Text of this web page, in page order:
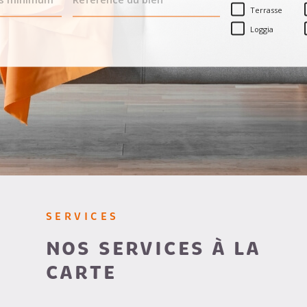
BIEN Terrasse
Loggia
SERVICES
NOS SERVICES À LA
CARTE